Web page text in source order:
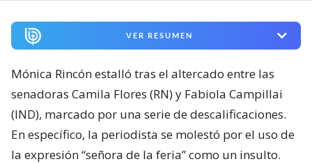
VER RESUMEN
Mónica Rincón estalló tras el altercado entre las
senadoras Camila Flores (RN) y Fabiola Campillai
(IND), marcado por una serie de descalificaciones.
En específico, la periodista se molestó por el uso de
la expresión “señora de la feria” como un insulto.